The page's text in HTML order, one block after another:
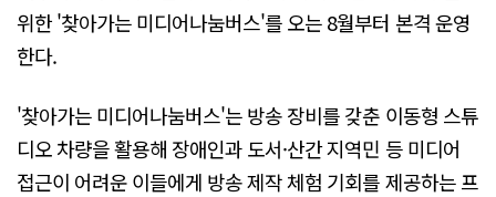
위한 '찾아가는 미디어나눔버스'를 오는 8월부터 본격 운영
한다.
'찾아가는 미디어나눔버스'는 방송 장비를 갖춘 이동형 스튜
디오 차량을 활용해 장애인과 도서·산간 지역민 등 미디어
접근이 어려운 이들에게 방송 제작 체험 기회를 제공하는 프